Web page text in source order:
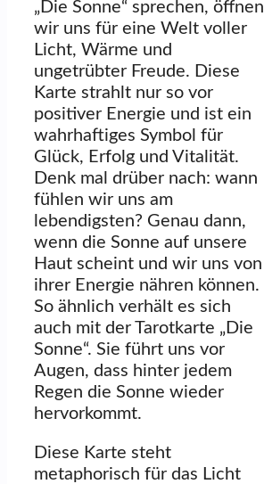
„Die Sonne“ sprechen, öffnen
wir uns für eine Welt voller
Licht, Wärme und
ungetrübter Freude. Diese
Karte strahlt nur so vor
positiver Energie und ist ein
wahrhaftiges Symbol für
Glück, Erfolg und Vitalität.
Denk mal drüber nach: wann
fühlen wir uns am
lebendigsten? Genau dann,
wenn die Sonne auf unsere
Haut scheint und wir uns von
ihrer Energie nähren können.
So ähnlich verhält es sich
auch mit der Tarotkarte „Die
Sonne“. Sie führt uns vor
Augen, dass hinter jedem
Regen die Sonne wieder
hervorkommt.
Diese Karte steht
metaphorisch für das Licht